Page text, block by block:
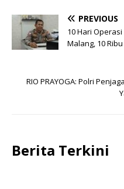
PREVIOUS
10 Hari
Malang, 10
RIO PRAYOGA: Polri
Berita Terkini